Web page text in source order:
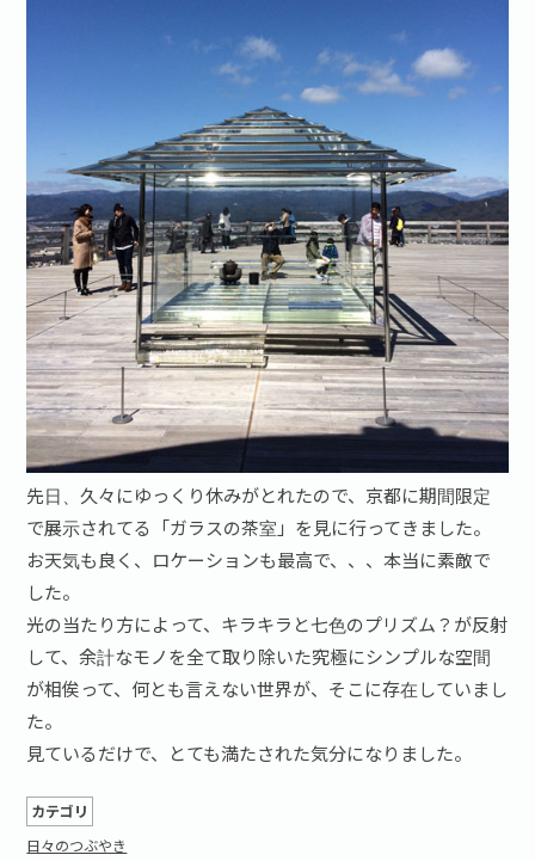
先日、久々にゆっくり休みがとれたので、京都に期間限定
で展示されてる「ガラスの茶室」を見に行ってきました。
お天気も良く、ロケーションも最高で、、、本当に素敵で
した。
光の当たり方によって、キラキラと七色のプリズム？が反射
して、余計なモノを全て取り除いた究極にシンプルな空間
が相俟って、何とも言えない世界が、そこに存在していまし
た。
見ているだけで、とても満たされた気分になりました。
カテゴリ
日々のつぶやき